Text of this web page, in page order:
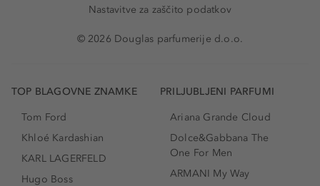
Nastavitve za zaščito podatkov
© 2026 Douglas parfumerije d.o.o.
TOP BLAGOVNE ZNAMKE
Tom Ford
Khloé Kardashian
KARL LAGERFELD
Hugo Boss
PRILJUBLJENI PARFUMI
Ariana Grande Cloud
Dolce&Gabbana The
One For Men
ARMANI My Way